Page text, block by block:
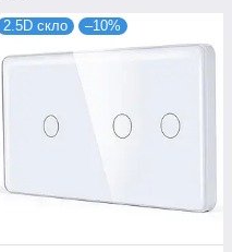
2.5D скло –10%